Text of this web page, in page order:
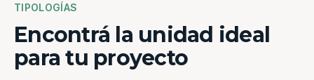
TIPOLOGÍAS
Encontrá la unidad ideal
para tu proyecto